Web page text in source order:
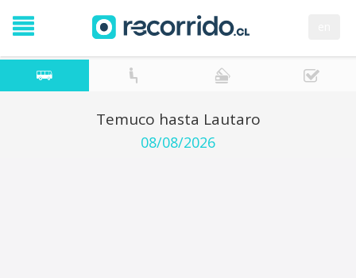
Temuco hasta Lautaro
08/08/2026